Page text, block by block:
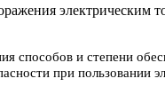
электрическим
способов и степени
при пользовании